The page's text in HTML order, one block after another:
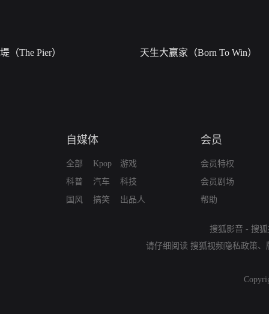
堤（The Pier） 天生大赢家（Born To Win）
自媒体
全部
科普
国风
Kpop
汽车
搞笑
游戏
科技
出品人
会员
会员特权
会员剧场
帮助
搜狐影音 - 搜
请仔细阅读 搜狐视频隐私政策、